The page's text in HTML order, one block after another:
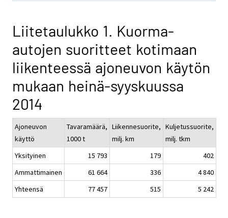
Liitetaulukko 1. Kuorma-
autojen suoritteet kotimaan
liikenteessä ajoneuvon käytön
mukaan heinä-syyskuussa
2014
Ajoneuvon
käyttö
Tavaramäärä,
1000 t
Liikennesuorite,
milj. km
Kuljetussuorite,
milj. tkm
Yksityinen
15 793 179
402
Ammattimainen
61 664 336
4 840
Yhteensä
77 457 515 5 242